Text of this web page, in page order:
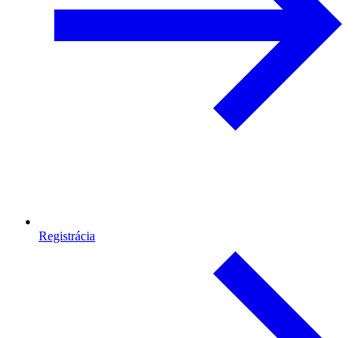
Registrácia